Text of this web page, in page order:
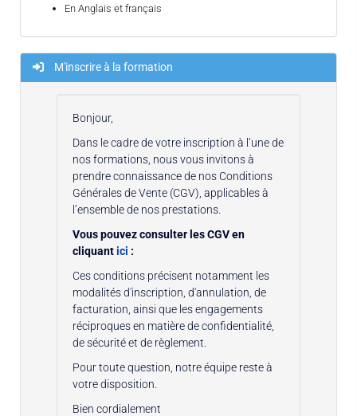
En Anglais et français
M'inscrire à la formation
Bonjour,
Dans le cadre de votre inscription à l’une de
nos formations, nous vous invitons à
prendre connaissance de nos Conditions
Générales de Vente (CGV), applicables à
l’ensemble de nos prestations.
Vous pouvez consulter les CGV en
cliquantici :
Ces conditions précisent notamment les
modalités d'inscription, d'annulation, de
facturation, ainsi que les engagements
réciproques en matière de confidentialité,
de sécurité et de règlement.
Pour toute question, notre équipe reste à
votre disposition.
Bien cordialement